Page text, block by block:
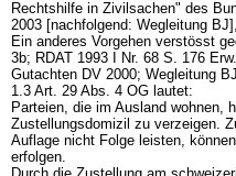
Rechtshilfe in Zivilsachen" des
2003 [nachfolgend: Wegleitung
Ein anderes Vorgehen verstösst
3b; RDAT 1993 I Nr. 68 S. 176
Gutachten DV 2000; Wegleitung
1.3 Art. 29 Abs. 4 OG lautet:
Parteien, die im Ausland wohnen,
Zustellungsdomizil zu verzeigen.
Auflage nicht Folge leisten,
erfolgen.